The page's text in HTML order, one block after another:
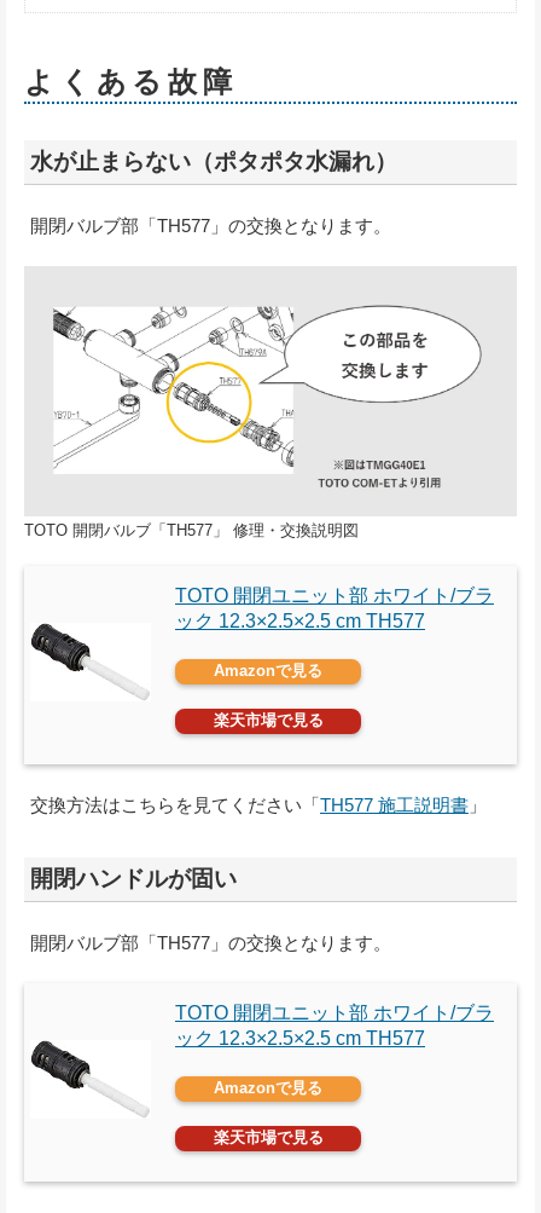
よくある故障
水が止まらない（ポタポタ水漏れ）
開閉バルブ部「TH577」の交換となります。
TOTO 開閉バルブ「TH577」 修理・交換説明図
TOTO 開閉ユニット部 ホワイト/ブラ
ック 12.3×2.5×2.5 cm TH577
Amazonで見る
楽天市場で見る
交換方法はこちらを見てください「TH577 施工説明書 」
開閉ハンドルが固い
開閉バルブ部「TH577」の交換となります。
TOTO 開閉ユニット部 ホワイト/ブラ
ック 12.3×2.5×2.5 cm TH577
Amazonで見る
楽天市場で見る